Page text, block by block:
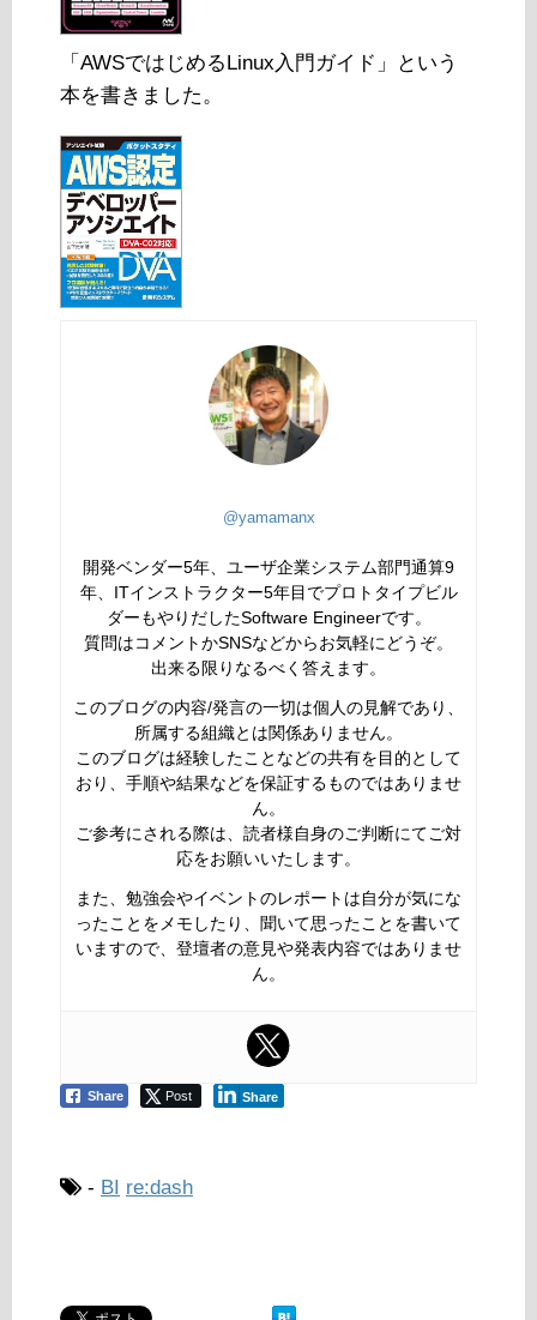
「AWSではじめるLinux入門ガイド」という
本を書きました。
@yamamanx
開発ベンダー5年、ユーザ企業システム部門通算9
年、ITインストラクター5年目でプロトタイプビル
ダーもやりだしたSoftware Engineerです。
質問はコメントかSNSなどからお気軽にどうぞ。
出来る限りなるべく答えます。
このブログの内容/発言の一切は個人の見解であり、
所属する組織とは関係ありません。
このブログは経験したことなどの共有を目的として
おり、手順や結果などを保証するものではありませ
ん。
ご参考にされる際は、読者様自身のご判断にてご対
応をお願いいたします。
また、勉強会やイベントのレポートは自分が気にな
ったことをメモしたり、聞いて思ったことを書いて
いますので、登壇者の意見や発表内容ではありませ
ん。
Share Post Share
- BI re:dash